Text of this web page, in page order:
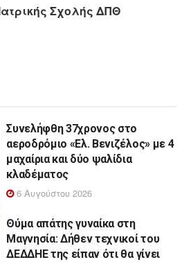
Σχολής ΔΠΘ
Συνελήφθη 37χρονος στο
αεροδρόμιο «Ελ. Βενιζέλος» με 4
μαχαίρια και δύο ψαλίδια
κλαδέματος
6 Αυγούστου 2026
Θύμα απάτης γυναίκα στη
Μαγνησία: Δήθεν τεχνικοί του
ΔΕΔΔΗΕ της είπαν ότι θα γίνει